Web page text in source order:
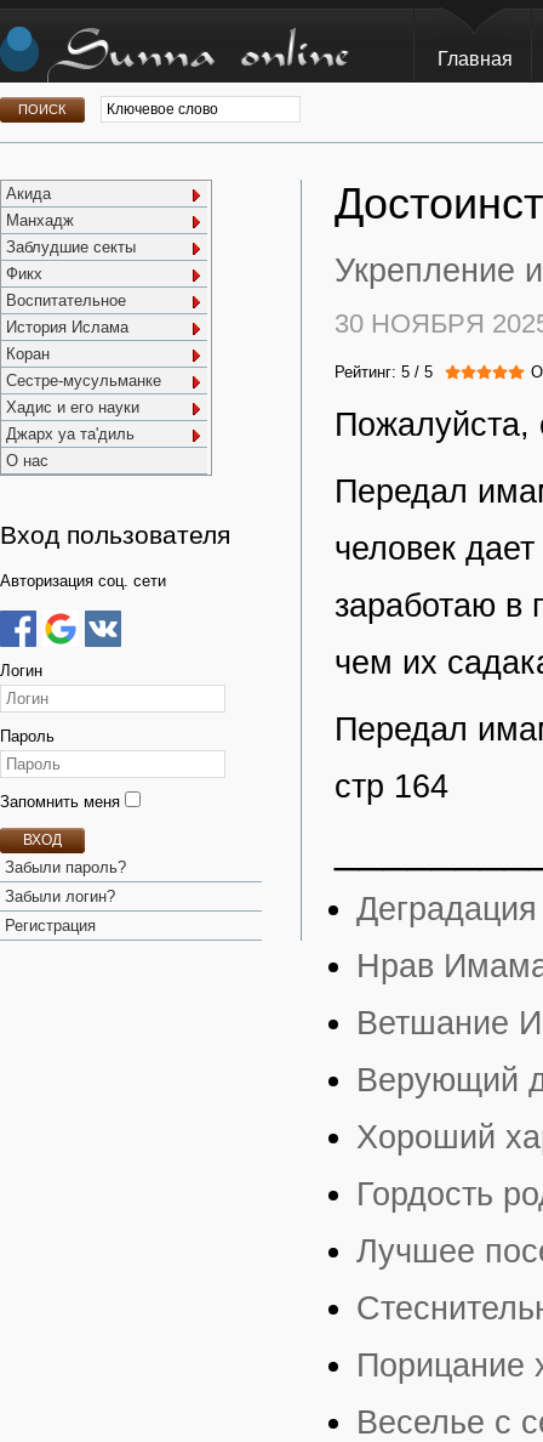
Главная
Акида
Манхадж
Заблудшие секты
Фикх
Воспитательное
История Ислама
Коран
Сестре-мусульманке
Хадис и его науки
Джарх уа та'диль
О нас
Вход пользователя
Авторизация соц. сети
Логин
Пароль
Запомнить меня
ВХОД
Забыли пароль?
Забыли логин?
Регистрация
Укрепление
30 НОЯБРЯ
Рейтинг: 5 / 5
Пожалуйста,
Передал
человек
заработаю в
чем их
Передал
стр 164
Нрав
Ветшание
Верующий
Хороший
Гордость
Лучшее
Порицание
Веселье с